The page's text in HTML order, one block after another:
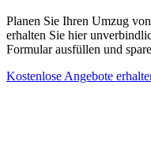
Planen Sie Ihren Umzug
erhalten Sie hier
Formular ausfüllen und
Kostenlose Angebote